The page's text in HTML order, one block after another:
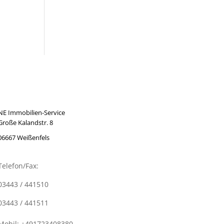
Immobilien-Service
Kalandstr. 8
Weißenfels
Fax:
/ 441510
/ 441511